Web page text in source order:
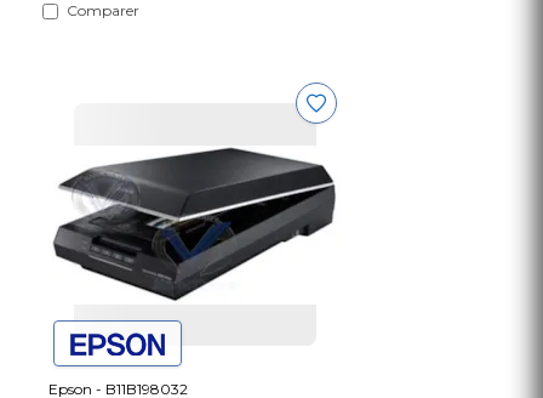
Comparer
Epson - B11B198032